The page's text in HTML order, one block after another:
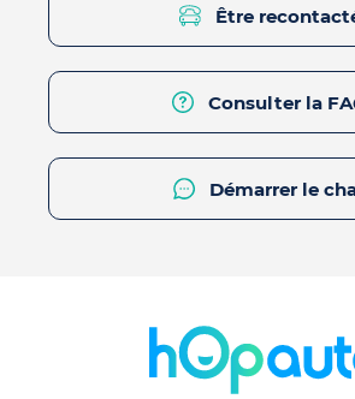
Être
Consulter la
Démarrer le